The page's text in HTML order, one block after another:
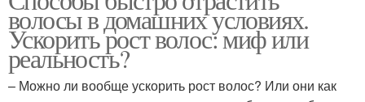
волосы в домашних условиях.
Ускорить рост волос: миф или
реальность?
– Можно ли вообще ускорить рост волос? Или они как